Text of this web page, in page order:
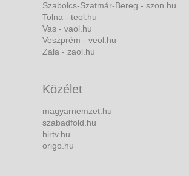
Szabolcs-Szatmár-Bereg - szon.hu
Tolna - teol.hu
Vas - vaol.hu
Veszprém - veol.hu
Zala - zaol.hu
Közélet
magyarnemzet.hu
szabadfold.hu
hirtv.hu
origo.hu